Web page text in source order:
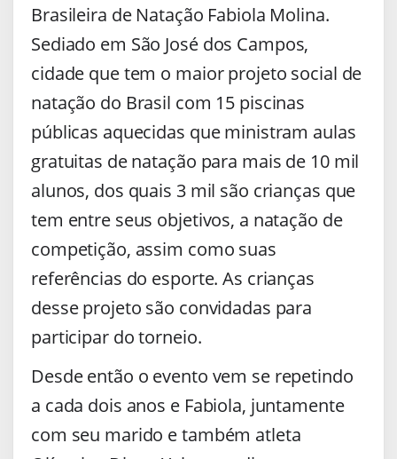
Brasileira de Natação Fabiola Molina.
Sediado em São José dos Campos,
cidade que tem o maior projeto social de
natação do Brasil com 15 piscinas
públicas aquecidas que ministram aulas
gratuitas de natação para mais de 10 mil
alunos, dos quais 3 mil são crianças que
tem entre seus objetivos, a natação de
competição, assim como suas
referências do esporte. As crianças
desse projeto são convidadas para
participar do torneio.
Desde então o evento vem se repetindo
a cada dois anos e Fabiola, juntamente
com seu marido e também atleta